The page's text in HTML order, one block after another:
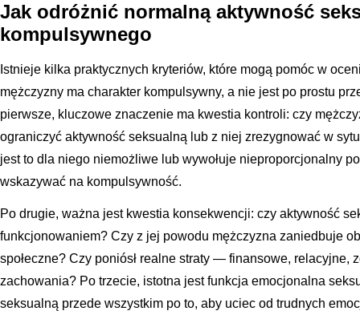
Jak odróżnić normalną aktywność
kompulsywnego
Istnieje kilka praktycznych kryteriów, które mogą pomóc w
mężczyzny ma charakter kompulsywny, a nie jest po prostu
pierwsze, kluczowe znaczenie ma kwestia kontroli: czy
ograniczyć aktywność seksualną lub z niej zrezygnować w
jest to dla niego niemożliwe lub wywołuje nieproporcjonalny
wskazywać na kompulsywność.
Po drugie, ważna jest kwestia konsekwencji: czy aktywność
funkcjonowaniem? Czy z jej powodu mężczyzna zaniedbuje
społeczne? Czy poniósł realne straty — finansowe, relacyjne,
zachowania? Po trzecie, istotna jest funkcja emocjonalna
seksualną przede wszystkim po to, aby uciec od trudnych